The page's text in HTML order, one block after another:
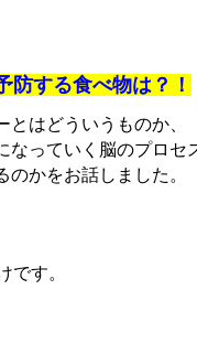
防する食べ物は？！
はどういうものか、
なっていく脳のプロセ
のかをお話しました。
です。